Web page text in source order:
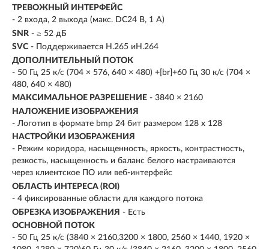
ТРЕВОЖНЫЙ ИНТЕРФЕЙС
- 2 входа, 2 выхода (макс. DC24 В, 1 A)
SNR - ≥ 52 дБ
SVC - Поддерживается H.265 иH.264
ДОПОЛНИТЕЛЬНЫЙ ПОТОК
- 50 Гц 25 к/с (704 × 576, 640 × 480) +[br]+60 Гц 30 к/с (704 ×
480, 640 × 480)
МАКСИМАЛЬНОЕ РАЗРЕШЕНИЕ - 3840 × 2160
НАЛОЖЕНИЕ ИЗОБРАЖЕНИЯ
- Логотип в формате bmp 24 бит размером 128 х 128
НАСТРОЙКИ ИЗОБРАЖЕНИЯ
- Режим коридора, насыщенность, яркость, контрастность,
резкость, насыщенность и баланс белого настраиваются
через клиентское ПО или веб-интерфейс
ОБЛАСТЬ ИНТЕРЕСА (ROI)
- 4 фиксированные области для каждого потока
ОБРЕЗКА ИЗОБРАЖЕНИЯ - Есть
ОСНОВНОЙ ПОТОК
- 50 Гц 25 к/с (3840 × 2160,3200 × 1800, 2560 × 1440, 1920 ×